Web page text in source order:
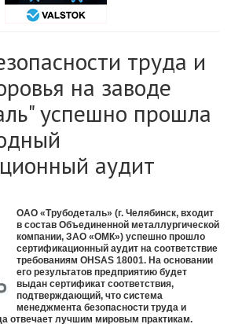
труда и
на заводе
успешно прошла
аудит
ОАО «Трубодеталь» (г. Челябинск, входит
в состав Объединенной металлургической
компании, ЗАО «ОМК») успешно прошло
сертификационный аудит на соответствие
требованиям OHSAS 18001. На основании
его результатов предприятию будет
выдан сертификат соответствия,
подтверждающий, что система
менеджмента безопасности труда и
отвечает лучшим мировым практикам.